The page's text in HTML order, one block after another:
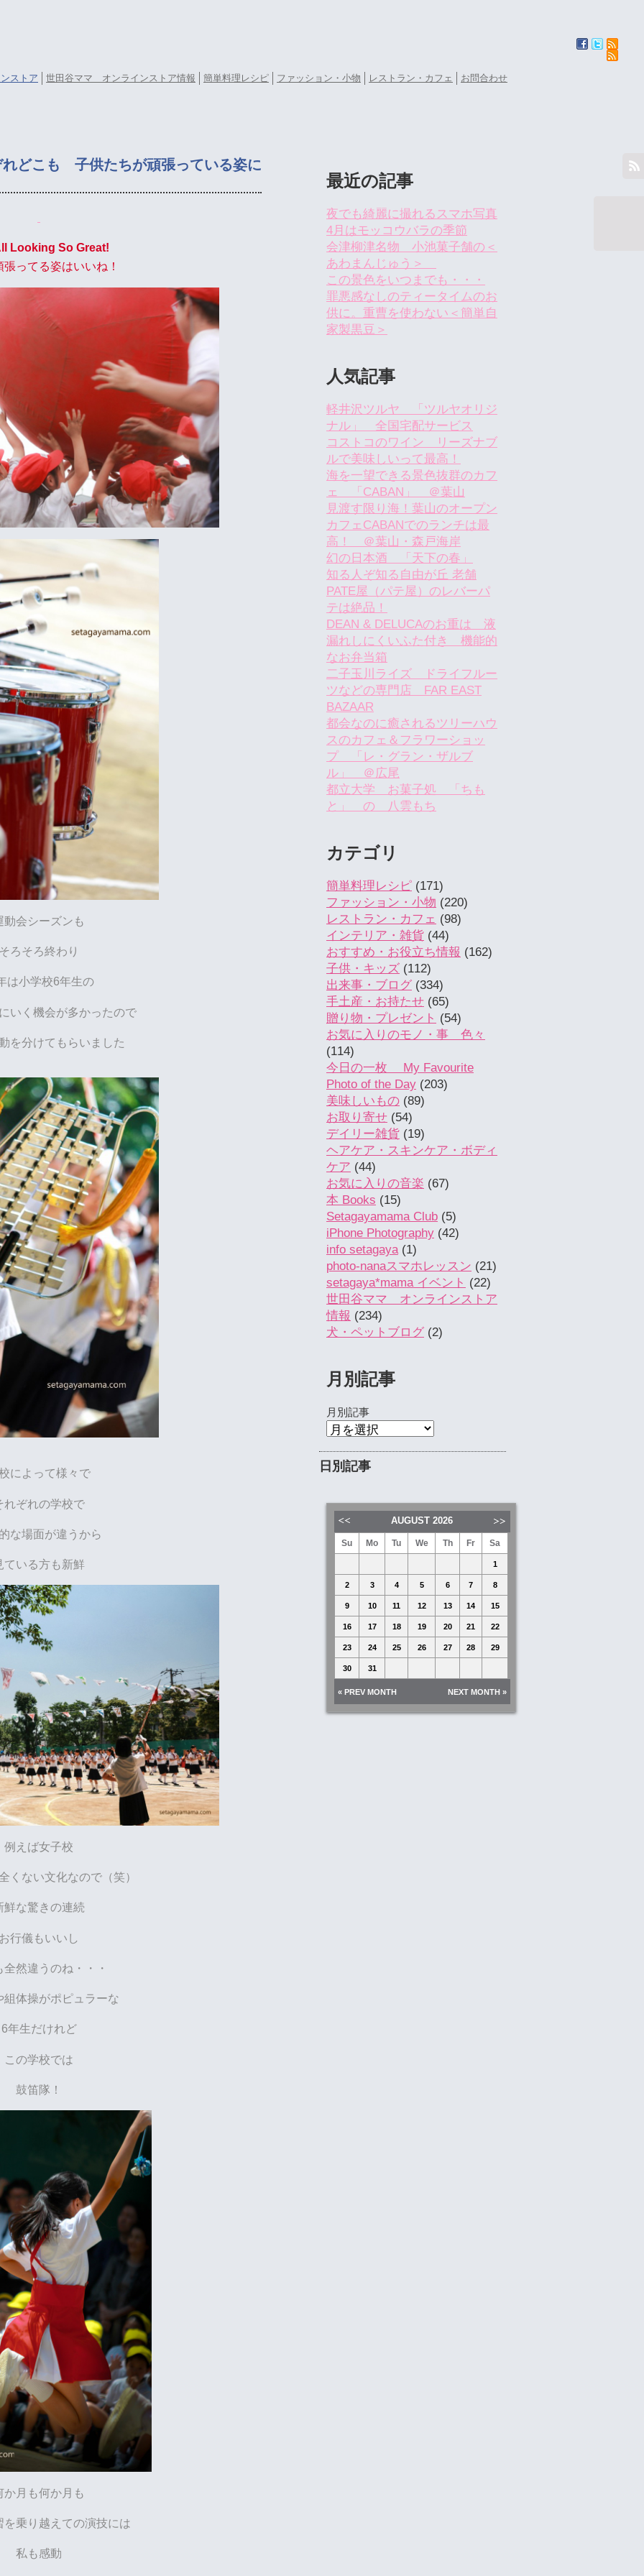
ストア 世田谷ママ オンラインストア情報 簡単料理レシピ ファッション・小物 レストラン・カフェ お問合わせ
どこも 子供たちが頑張っている姿に
Looking So Great!
ってる姿はいいね！
動会シーズンも
ろそろ終わり
は小学校6年生の
いく機会が多かったので
を分けてもらいました
によって様々で
れぞれの学校で
な場面が違うから
ている方も新鮮
例えば女子校
くない文化なので（笑）
鮮な驚きの連続
行儀もいいし
全然違うのね・・・
組体操がポピュラーな
6年生だけれど
この学校では
鼓笛隊！
か月も何か月も
を乗り越えての演技には
私も感動
最近の記事
夜でも綺麗に撮れるスマホ写真
4月はモッコウバラの季節
会津柳津名物 小池菓子舗の＜
あわまんじゅう＞
この景色をいつまでも・・・
罪悪感なしのティータイムのお
供に。重曹を使わない＜簡単自
家製黒豆＞
人気記事
軽井沢ツルヤ 「ツルヤオリジ
ナル」 全国宅配サービス
コストコのワイン リーズナブ
ルで美味しいって最高！
海を一望できる景色抜群のカフ
ェ 「CABAN」 ＠葉山
見渡す限り海！葉山のオープン
カフェCABANでのランチは最
高！ ＠葉山・森戸海岸
幻の日本酒 「天下の春」
知る人ぞ知る自由が丘 老舗
PATE屋（パテ屋）のレバーパ
テは絶品！
DEAN & DELUCAのお重は 液
漏れしにくいふた付き 機能的
なお弁当箱
二子玉川ライズ ドライフルー
ツなどの専門店 FAR EAST
BAZAAR
都会なのに癒されるツリーハウ
スのカフェ＆フラワーショッ
プ 「レ・グラン・ザルブ
ル」 ＠広尾
都立大学 お菓子処 「ちも
と」 の 八雲もち
カテゴリ
簡単料理レシピ (171)
ファッション・小物 (220)
レストラン・カフェ (98)
インテリア・雑貨 (44)
おすすめ・お役立ち情報 (162)
子供・キッズ (112)
出来事・ブログ (334)
手土産・お持たせ (65)
贈り物・プレゼント (54)
お気に入りのモノ・事 色々
(114)
今日の一枚 My Favourite
Photo of the Day (203)
美味しいもの (89)
お取り寄せ (54)
デイリー雑貨 (19)
ヘアケア・スキンケア・ボディ
ケア (44)
お気に入りの音楽 (67)
本 Books (15)
Setagayamama Club (5)
iPhone Photography (42)
info setagaya(1)
photo-nanaスマホレッスン (21)
setagaya*mama イベント (22)
世田谷ママ オンラインストア
情報 (234)
犬・ペットブログ (2)
月別記事
月別記事
日別記事
AUGUST 2026
Su Mo Tu We Th Fr Sa
1
2 3 4 5 6 7 8
9 10 11 12 13 14 15
16 17 18 19 20 21 22
23 24 25 26 27 28 29
30 31
« PREV MONTH NEXT MONTH »